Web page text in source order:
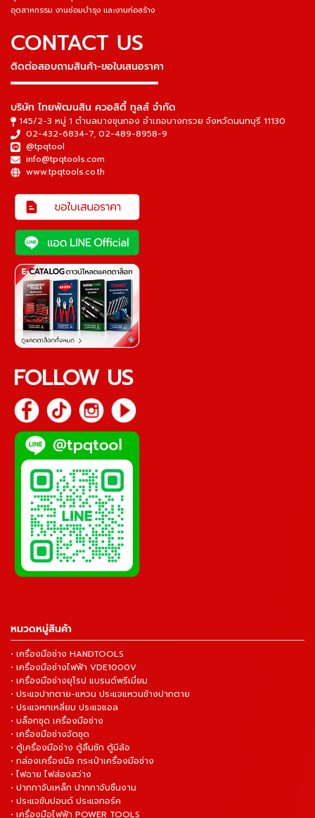
อุตสาหกรรม งานซ่อมบำรุง และงานก่อสร้าง
CONTACT US
ติดต่อสอบถามสินค้า-ขอใบเสนอราคา
▬▬▬▬▬▬▬▬▬▬▬▬▬▬▬
บริษัท ไทยพัฒนสิน ควอลิตี้ ทูลส์ จำกัด
145/2-3 หมู่ 1 ตำบลบางขุนกอง อำเภอบางกรวย จังหวัดนนทบุรี 11130
02-432-6834-7, 02-489-8958-9
@tpqtool
info@tpqtools.com
www.tpqtools.co.th
FOLLOW US
หมวดหมู่สินค้า
• เครื่องมือช่าง HANDTOOLS
• เครื่องมือช่างไฟฟ้า VDE1000V
• เครื่องมือช่างยุโรป แบรนด์พรีเมี่ยม
• ประแจปากตาย-แหวน ประแจแหวนข้างปากตาย
• ประแจหกเหลี่ยม ประแจแอล
• บล็อกชุด เครื่องมือช่าง
• เครื่องมือช่างจัดชุด
• ตู้เครื่องมือช่าง ตู้ลิ้นชัก ตู้มีล้อ
• กล่องเครื่องมือ กระเป๋าเครื่องมือช่าง
• ไฟฉาย ไฟส่องสว่าง
• ปากกาจับเหล็ก ปากกาจับชิ้นงาน
• ประแจขันปอนด์ ประแจทอร์ค
• เครื่องมือไฟฟ้า POWER TOOLS